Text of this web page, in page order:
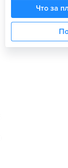
Что за